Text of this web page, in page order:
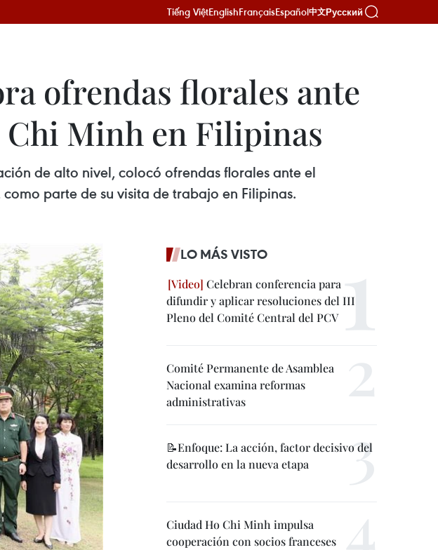
Tiếng ViệtEnglishFrançaisEspañol中文Русский
ofrendas florales ante
Minh en Filipinas
de alto nivel, colocó ofrendas florales ante el
parte de su visita de trabajo en Filipinas.
LO MÁS VISTO
Celebran conferencia para
difundir y aplicar resoluciones del III
Pleno del Comité Central del PCV
Comité Permanente de Asamblea
Nacional examina reformas
administrativas
📝Enfoque: La acción, factor decisivo del
desarrollo en la nueva etapa
Ciudad Ho Chi Minh impulsa
cooperación con socios franceses